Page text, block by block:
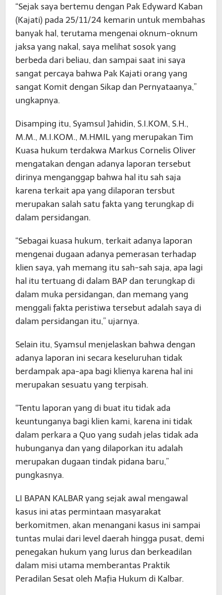
“Sejak saya bertemu dengan Pak Edyward Kaban
(Kajati) pada 25/11/24 kemarin untuk membahas
banyak hal, terutama mengenai oknum-oknum
jaksa yang nakal, saya melihat sosok yang
berbeda dari beliau, dan sampai saat ini saya
sangat percaya bahwa Pak Kajati orang yang
sangat Komit dengan Sikap dan Pernyataanya,”
ungkapnya.
Disamping itu, Syamsul Jahidin, S.I.KOM, S.H.,
M.M., M.I.KOM., M.HMIL yang merupakan Tim
Kuasa hukum terdakwa Markus Cornelis Oliver
mengatakan dengan adanya laporan tersebut
dirinya menganggap bahwa hal itu sah saja
karena terkait apa yang dilaporan tersbut
merupakan salah satu fakta yang terungkap di
dalam persidangan.
“Sebagai kuasa hukum, terkait adanya laporan
mengenai dugaan adanya pemerasan terhadap
klien saya, yah memang itu sah-sah saja, apa lagi
hal itu tertuang di dalam BAP dan terungkap di
dalam muka persidangan, dan memang yang
menggali fakta peristiwa tersebut adalah saya di
dalam persidangan itu,” ujarnya.
Selain itu, Syamsul menjelaskan bahwa dengan
adanya laporan ini secara keseluruhan tidak
berdampak apa-apa bagi klienya karena hal ini
merupakan sesuatu yang terpisah.
“Tentu laporan yang di buat itu tidak ada
keuntunganya bagi klien kami, karena ini tidak
dalam perkara a Quo yang sudah jelas tidak ada
hubunganya dan yang dilaporkan itu adalah
merupakan dugaan tindak pidana baru,”
pungkasnya.
LI BAPAN KALBAR yang sejak awal mengawal
kasus ini atas permintaan masyarakat
berkomitmen, akan menangani kasus ini sampai
tuntas mulai dari level daerah hingga pusat, demi
penegakan hukum yang lurus dan berkeadilan
dalam misi utama memberantas Praktik
Peradilan Sesat oleh Mafia Hukum di Kalbar.